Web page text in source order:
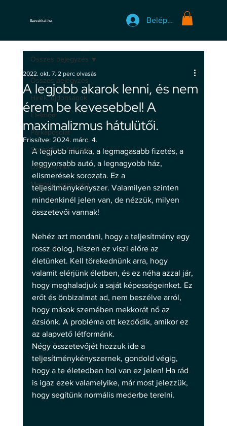
Szavakkal.hu Belépés
Összes bejegyzés
Hírek, újdonságok
Életmód
Párkapcsolat
Személyes fejlődés
Üzlet, karrier
Mentális egészség
Összes bejegyzés
A legjobb akarok lenni, és nem
érem be kevesebbel! A
maximalizmus hátulütői.
2022. okt. 7. 2 perc olvasás
Frissítve: 2024. márc. 4.
A legjobb munka, a legmagasabb fizetés, a
leggyorsabb autó, a legnagyobb ház,
elismerések sorozata. Ez a
teljesítménykényszer. Valamilyen szinten
mindenkinél jelen van, de nézzük, milyen
összetevői vannak!
Nehéz azt mondani, hogy a teljesítmény egy
rossz dolog, hiszen ez viszi előre az
életünket. Kell törekednünk arra, hogy
valamit elérjünk életben, és ez néha azzal jár,
hogy meghaladjuk a saját képességeinket. Ez
erőt és önbizalmat ad, nem beszélve arról,
hogy mások szemében mekkorát nő az
ázsiónk. A probléma ott kezdődik, amikor ez
az alapvető létformánk.
Négy összetevőjét hozzuk ide a
teljesítménykényszernek, gondold végig,
hogy a te életedben hol van ez jelen! Ha rád
is igaz ezek valamelyike, már most jelezzük,
hogy segítünk normális mederbe terelni.